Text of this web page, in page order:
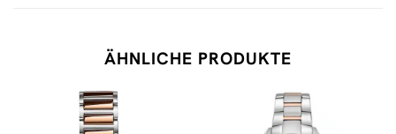
ÄHNLICHE PRODUKTE